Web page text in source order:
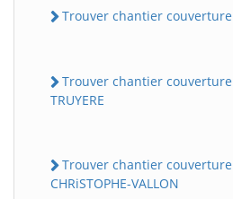
Trouver chantier couverture
Trouver chantier couverture
TRUYERE
Trouver chantier couverture
CHRiSTOPHE-VALLON